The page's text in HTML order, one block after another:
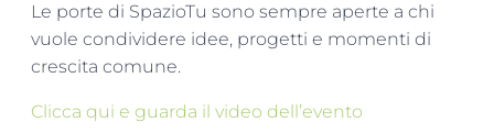
Le porte di SpazioTu sono sempre aperte a chi
vuole condividere idee, progetti e momenti di
crescita comune.
Clicca qui e guarda il video dell’evento